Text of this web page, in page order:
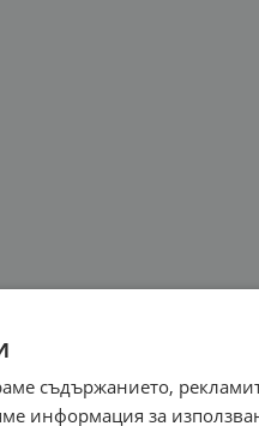
съдържанието,
информация за